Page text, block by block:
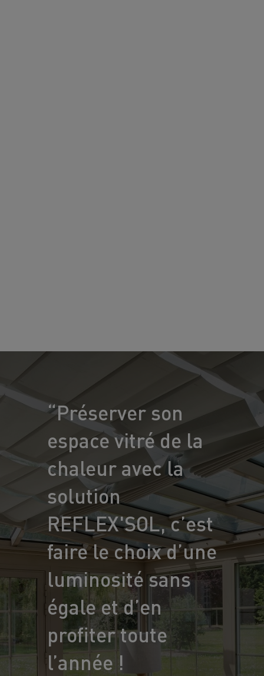
“Préserver son
espace vitré de la
chaleur avec la
solution
REFLEX'SOL, c’est
faire le choix d’une
luminosité sans
égale et d’en
profiter toute
l’année !